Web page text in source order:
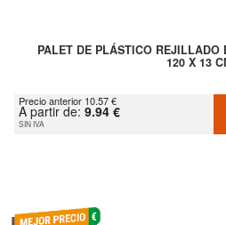
PALET DE PLÁSTICO REJILLADO
120 X 13
Precio anterior 10.57 €
A partir de: 9.94 €
SIN IVA